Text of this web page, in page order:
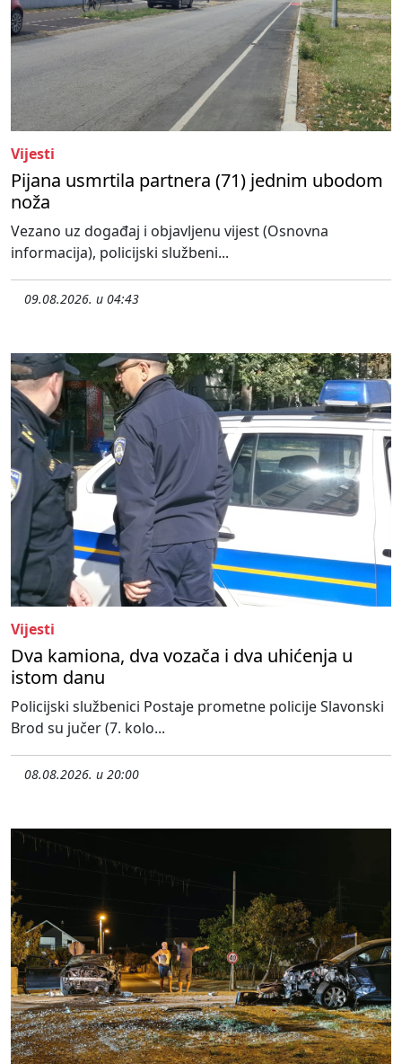
Vijesti
Pijana usmrtila partnera (71) jednim ubodom
noža
Vezano uz događaj i objavljenu vijest (Osnovna
informacija), policijski službeni...
09.08.2026. u 04:43
Vijesti
Dva kamiona, dva vozača i dva uhićenja u
istom danu
Policijski službenici Postaje prometne policije Slavonski
Brod su jučer (7. kolo...
08.08.2026. u 20:00